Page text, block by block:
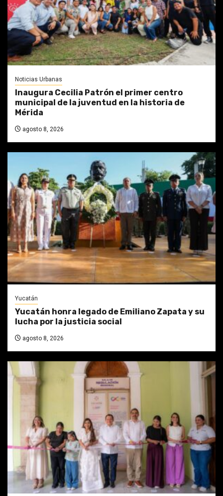
Noticias Urbanas
Inaugura Cecilia Patrón el primer centro
municipal de la juventud en la historia de
Mérida
agosto 8, 2026
Yucatán
Yucatán honra legado de Emiliano Zapata y su
lucha por la justicia social
agosto 8, 2026